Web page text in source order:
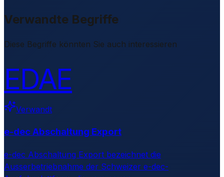
Verwandte Begriffe
Diese Begriffe könnten Sie auch interessieren
EDAE
Verwandt
e-dec Abschaltung Export
e-dec Abschaltung Export bezeichnet die
Ausserbetriebnahme der Schweizer e-dec-